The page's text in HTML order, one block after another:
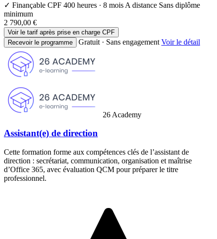
✓ Finançable CPF 400 heures · 8 mois A distance Sans diplôme
minimum
2 790,00 €
Voir le tarif après prise en charge CPF
Recevoir le programme
Gratuit · Sans engagement Voir le détail
26 Academy
Assistant(e) de direction
Cette formation forme aux compétences clés de l’assistant de
direction : secrétariat, communication, organisation et maîtrise
d’Office 365, avec évaluation QCM pour préparer le titre
professionnel.